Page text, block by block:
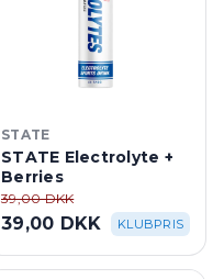
STATE
STATE Electrolyte +
Berries
39,00 DKK
39,00 DKK KLUBPRIS